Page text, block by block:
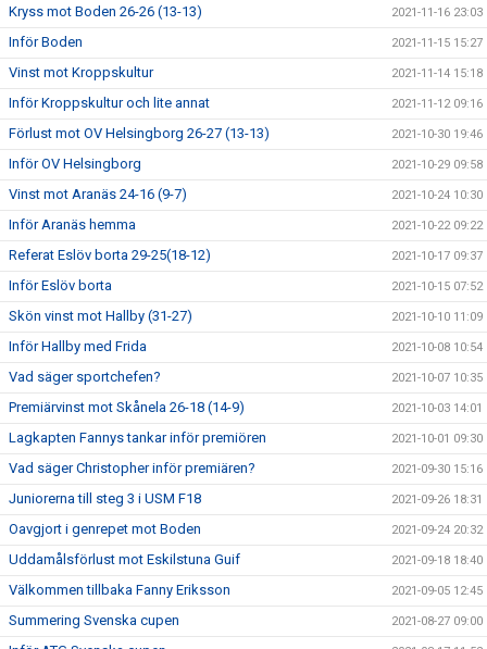
Kryss mot Boden 26-26 (13-13) 2021-11-16 23:03
Inför Boden 2021-11-15 15:27
Vinst mot Kroppskultur 2021-11-14 15:18
Inför Kroppskultur och lite annat 2021-11-12 09:16
Förlust mot OV Helsingborg 26-27 (13-13) 2021-10-30 19:46
Inför OV Helsingborg 2021-10-29 09:58
Vinst mot Aranäs 24-16 (9-7) 2021-10-24 10:30
Inför Aranäs hemma 2021-10-22 09:22
Referat Eslöv borta 29-25(18-12) 2021-10-17 09:37
Inför Eslöv borta 2021-10-15 07:52
Skön vinst mot Hallby (31-27) 2021-10-10 11:09
Inför Hallby med Frida 2021-10-08 10:54
Vad säger sportchefen? 2021-10-07 10:35
Premiärvinst mot Skånela 26-18 (14-9) 2021-10-03 14:01
Lagkapten Fannys tankar inför premiören 2021-10-01 09:30
Vad säger Christopher inför premiären? 2021-09-30 15:16
Juniorerna till steg 3 i USM F18 2021-09-26 18:31
Oavgjort i genrepet mot Boden 2021-09-24 20:32
Uddamålsförlust mot Eskilstuna Guif 2021-09-18 18:40
Välkommen tillbaka Fanny Eriksson 2021-09-05 12:45
Summering Svenska cupen 2021-08-27 09:00